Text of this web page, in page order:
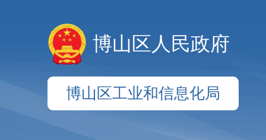
博山区人民政府
博山区工业和信息化局